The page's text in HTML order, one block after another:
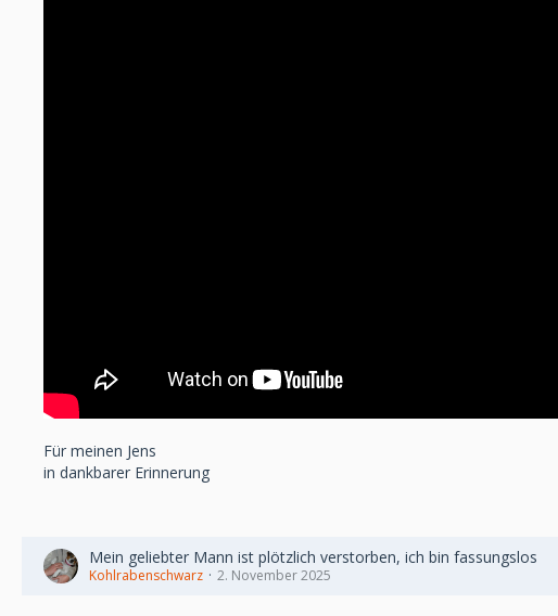
Für meinen Jens
in dankbarer Erinnerung
Mein geliebter Mann ist plötzlich verstorben, ich bin fassungslos
Kohlrabenschwarz 2. November 2025